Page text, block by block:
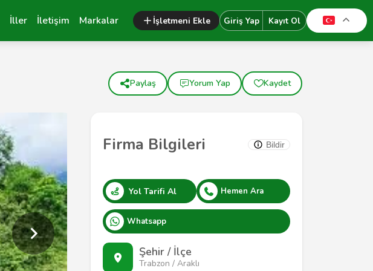
İller İletişim Markalar İşletmeni Ekle Giriş Yap Kayıt Ol
Firma Bilgileri Bildir
Yol Tarifi Al Hemen Ara
Whatsapp
Şehir / İlçe
Trabzon / Araklı
Paylaş Yorum Yap Kaydet